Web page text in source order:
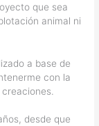
que sea
animal ni
a base de
con la
desde que